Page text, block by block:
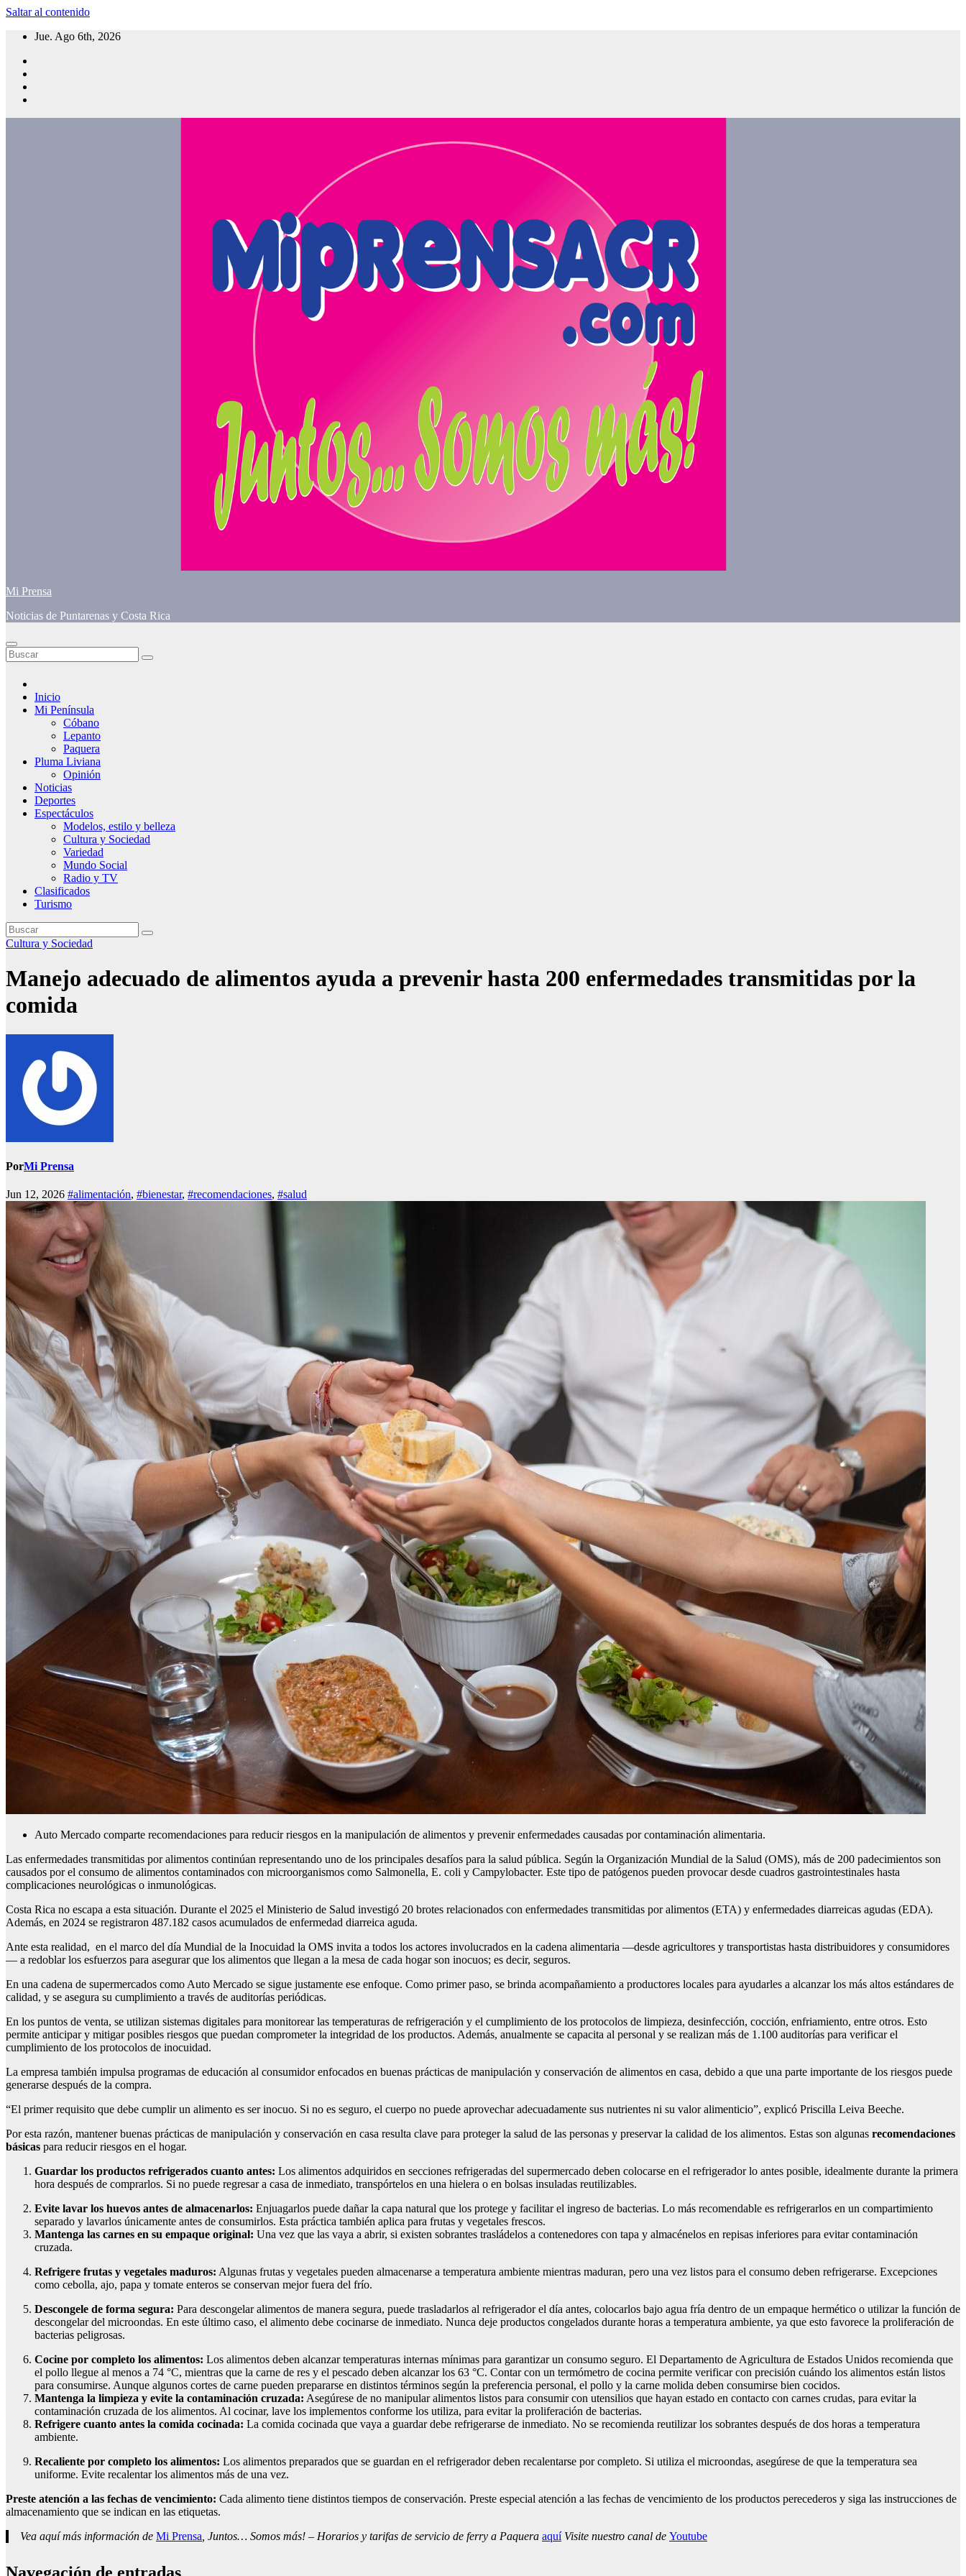
Saltar al contenido
Jue. Ago 6th, 2026
Mi Prensa
Noticias de Puntarenas y Costa Rica
Inicio
Mi Península
Cóbano
Lepanto
Paquera
Pluma Liviana
Opinión
Noticias
Deportes
Espectáculos
Modelos, estilo y belleza
Cultura y Sociedad
Variedad
Mundo Social
Radio y TV
Clasificados
Turismo
Cultura y Sociedad
Manejo adecuado de alimentos ayuda a prevenir hasta 200 enfermedades transmitidas por la
comida
PorMi Prensa
Jun 12, 2026 #alimentación, #bienestar, #recomendaciones, #salud
Auto Mercado comparte recomendaciones para reducir riesgos en la manipulación de alimentos y prevenir enfermedades causadas por contaminación alimentaria.
Las enfermedades transmitidas por alimentos continúan representando uno de los principales desafíos para la salud pública. Según la Organización Mundial de la Salud (OMS), más de 200 padecimientos son
causados por el consumo de alimentos contaminados con microorganismos como Salmonella, E. coli y Campylobacter. Este tipo de patógenos pueden provocar desde cuadros gastrointestinales hasta
complicaciones neurológicas o inmunológicas.
Costa Rica no escapa a esta situación. Durante el 2025 el Ministerio de Salud investigó 20 brotes relacionados con enfermedades transmitidas por alimentos (ETA) y enfermedades diarreicas agudas (EDA).
Además, en 2024 se registraron 487.182 casos acumulados de enfermedad diarreica aguda.
Ante esta realidad, en el marco del día Mundial de la Inocuidad la OMS invita a todos los actores involucrados en la cadena alimentaria —desde agricultores y transportistas hasta distribuidores y consumidores
— a redoblar los esfuerzos para asegurar que los alimentos que llegan a la mesa de cada hogar son inocuos; es decir, seguros.
En una cadena de supermercados como Auto Mercado se sigue justamente ese enfoque. Como primer paso, se brinda acompañamiento a productores locales para ayudarles a alcanzar los más altos estándares de
calidad, y se asegura su cumplimiento a través de auditorías periódicas.
En los puntos de venta, se utilizan sistemas digitales para monitorear las temperaturas de refrigeración y el cumplimiento de los protocolos de limpieza, desinfección, cocción, enfriamiento, entre otros. Esto
permite anticipar y mitigar posibles riesgos que puedan comprometer la integridad de los productos. Además, anualmente se capacita al personal y se realizan más de 1.100 auditorías para verificar el
cumplimiento de los protocolos de inocuidad.
La empresa también impulsa programas de educación al consumidor enfocados en buenas prácticas de manipulación y conservación de alimentos en casa, debido a que una parte importante de los riesgos puede
generarse después de la compra.
“El primer requisito que debe cumplir un alimento es ser inocuo. Si no es seguro, el cuerpo no puede aprovechar adecuadamente sus nutrientes ni su valor alimenticio”, explicó Priscilla Leiva Beeche.
Por esta razón, mantener buenas prácticas de manipulación y conservación en casa resulta clave para proteger la salud de las personas y preservar la calidad de los alimentos. Estas son algunas recomendaciones
básicas para reducir riesgos en el hogar.
Guardar los productos refrigerados cuanto antes: Los alimentos adquiridos en secciones refrigeradas del supermercado deben colocarse en el refrigerador lo antes posible, idealmente durante la primera
hora después de comprarlos. Si no puede regresar a casa de inmediato, transpórtelos en una hielera o en bolsas insuladas reutilizables.
Evite lavar los huevos antes de almacenarlos: Enjuagarlos puede dañar la capa natural que los protege y facilitar el ingreso de bacterias. Lo más recomendable es refrigerarlos en un compartimiento
separado y lavarlos únicamente antes de consumirlos. Esta práctica también aplica para frutas y vegetales frescos.
Mantenga las carnes en su empaque original: Una vez que las vaya a abrir, si existen sobrantes trasládelos a contenedores con tapa y almacénelos en repisas inferiores para evitar contaminación
cruzada.
Refrigere frutas y vegetales maduros: Algunas frutas y vegetales pueden almacenarse a temperatura ambiente mientras maduran, pero una vez listos para el consumo deben refrigerarse. Excepciones
como cebolla, ajo, papa y tomate enteros se conservan mejor fuera del frío.
Descongele de forma segura: Para descongelar alimentos de manera segura, puede trasladarlos al refrigerador el día antes, colocarlos bajo agua fría dentro de un empaque hermético o utilizar la función de
descongelar del microondas. En este último caso, el alimento debe cocinarse de inmediato. Nunca deje productos congelados durante horas a temperatura ambiente, ya que esto favorece la proliferación de
bacterias peligrosas.
Cocine por completo los alimentos: Los alimentos deben alcanzar temperaturas internas mínimas para garantizar un consumo seguro. El Departamento de Agricultura de Estados Unidos recomienda que
el pollo llegue al menos a 74 °C, mientras que la carne de res y el pescado deben alcanzar los 63 °C. Contar con un termómetro de cocina permite verificar con precisión cuándo los alimentos están listos
para consumirse. Aunque algunos cortes de carne pueden prepararse en distintos términos según la preferencia personal, el pollo y la carne molida deben consumirse bien cocidos.
Mantenga la limpieza y evite la contaminación cruzada: Asegúrese de no manipular alimentos listos para consumir con utensilios que hayan estado en contacto con carnes crudas, para evitar la
contaminación cruzada de los alimentos. Al cocinar, lave los implementos conforme los utiliza, para evitar la proliferación de bacterias.
Refrigere cuanto antes la comida cocinada: La comida cocinada que vaya a guardar debe refrigerarse de inmediato. No se recomienda reutilizar los sobrantes después de dos horas a temperatura
ambiente.
Recaliente por completo los alimentos: Los alimentos preparados que se guardan en el refrigerador deben recalentarse por completo. Si utiliza el microondas, asegúrese de que la temperatura sea
uniforme. Evite recalentar los alimentos más de una vez.
Preste atención a las fechas de vencimiento: Cada alimento tiene distintos tiempos de conservación. Preste especial atención a las fechas de vencimiento de los productos perecederos y siga las instrucciones de
almacenamiento que se indican en las etiquetas.
Vea aquí más información de Mi Prensa, Juntos… Somos más! – Horarios y tarifas de servicio de ferry a Paquera aquíVisite nuestro canal de Youtube